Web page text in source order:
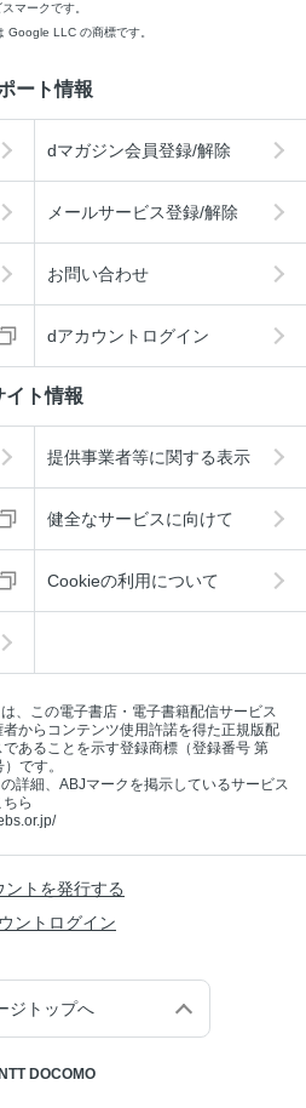
マークです。
LLC の商標です。
ート情報
dマガジン会員登録/解除
メールサービス登録/解除
お問い合わせ
dアカウントログイン
イト情報
提供事業者等に関する表示
健全なサービスに向けて
Cookieの利用について
、この電子書店・電子書籍配信サービス
者からコンテンツ使用許諾を得た正規版配
あることを示す登録商標（登録番号 第
です。
詳細、ABJマークを掲示しているサービス
ら
ントを発行する
ントログイン
ジトップへ
DOCOMO